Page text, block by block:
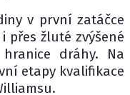
v první zatáčce
přes žluté zvýšené
dráhy. Na
etapy kvalifikace